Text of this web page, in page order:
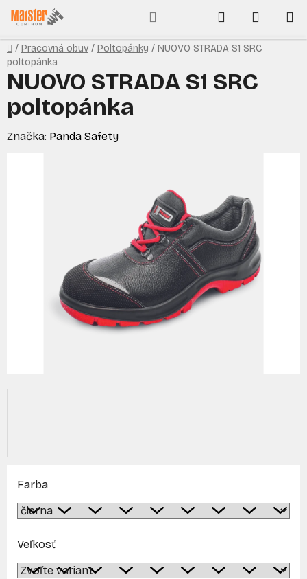
Prejsť
na
obsah
Hľadať
KOŠÍK
Domov
/ Pracovná obuv / Poltopánky / NUOVO STRADA S1 SRC
poltopánka
Farba
Veľkosť
NUOVO STRADA S1 SRC
poltopánka
Značka: Panda Safety